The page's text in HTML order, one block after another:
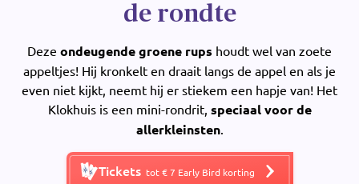
de rondte
Deze ondeugende groene rups houdt wel van zoete
appeltjes! Hij kronkelt en draait langs de appel en als je
even niet kijkt, neemt hij er stiekem een hapje van! Het
Klokhuis is een mini-rondrit, speciaal voor de
allerkleinsten.
Tickets tot € 7 Early Bird korting